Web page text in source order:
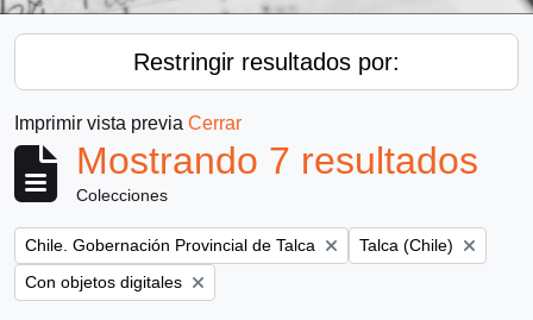
Restringir resultados por:
Imprimir vista previa Cerrar
Mostrando 7 resultados
Colecciones
Remove filter:
Chile. Gobernación Provincial de Talca Remove filter:
Talca (Chile)
Remove filter:
Con objetos digitales